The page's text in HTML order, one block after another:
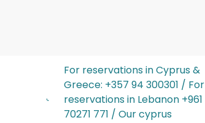
For reservations in Cyprus &
Greece: ‪+357 94 300301‬ / For
reservations in Lebanon‬‬ +961
70271 771 / Our cyprus